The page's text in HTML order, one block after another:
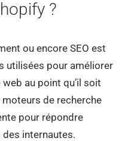
?
ou encore SEO est
utilisées pour améliorer
au point qu’il soit
de recherche
pour répondre
internautes.